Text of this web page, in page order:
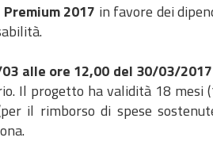
Premium 2017 in favore dei
alle ore 12,00 del 30/03/2017
Il progetto ha validità 18
il rimborso di spese